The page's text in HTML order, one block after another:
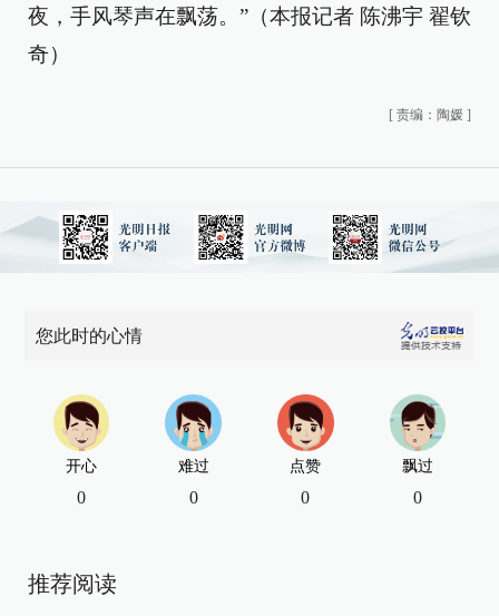
夜，手风琴声在飘荡。”（本报记者 陈沸宇 翟钦
奇）
[ 责编：陶媛 ]
您此时的心情
开心
0
难过
0
点赞
0
飘过
0
推荐阅读